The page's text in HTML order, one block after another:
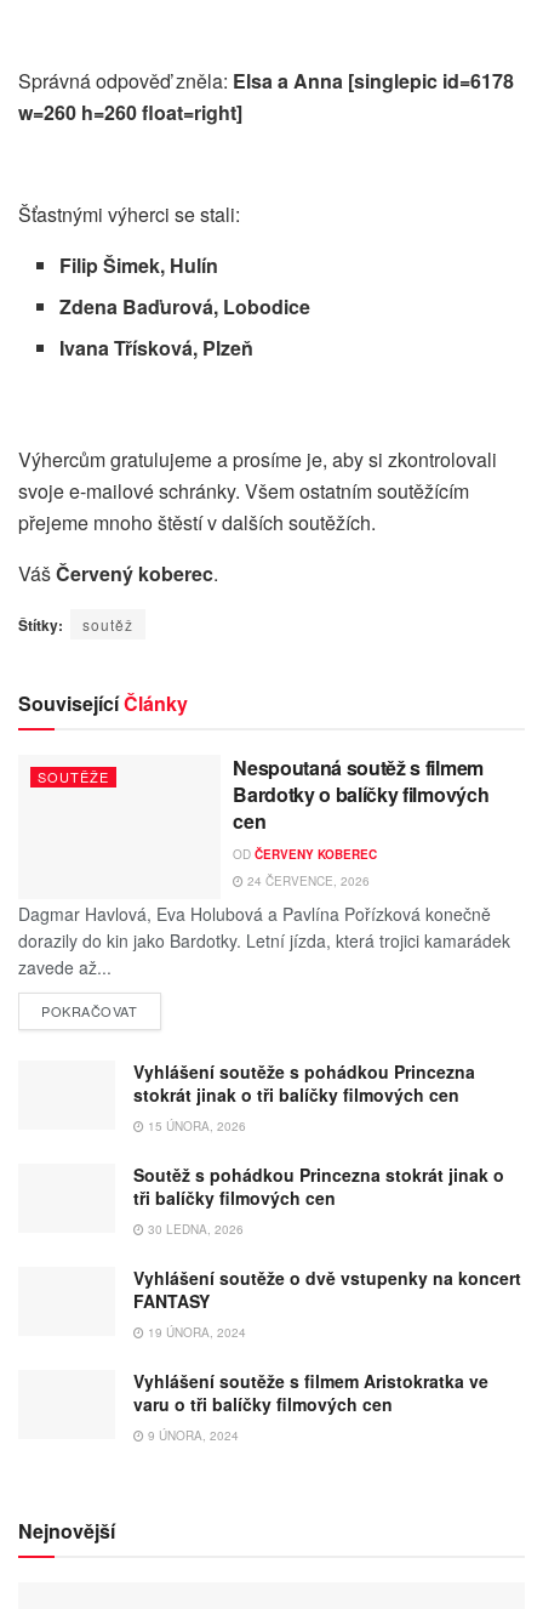
Správná odpověď zněla: Elsa a Anna [singlepic id=6178
w=260 h=260 float=right]
Šťastnými výherci se stali:
Filip Šimek, Hulín
Zdena Baďurová, Lobodice
Ivana Třísková, Plzeň
Výhercům gratulujeme a prosíme je, aby si zkontrolovali
svoje e-mailové schránky. Všem ostatním soutěžícím
přejeme mnoho štěstí v dalších soutěžích.
VášČervený koberec.
Štítky: soutěž
SouvisejícíČlánky
SOUTĚŽE
Nespoutaná soutěž s filmem
Bardotky o balíčky filmových
cen
OD ČERVENY KOBEREC
24 ČERVENCE, 2026
Dagmar Havlová, Eva Holubová a Pavlína Pořízková konečně
dorazily do kin jako Bardotky. Letní jízda, která trojici kamarádek
zavede až...
POKRAČOVAT
Vyhlášení soutěže s pohádkou Princezna
stokrát jinak o tři balíčky filmových cen
15 ÚNORA, 2026
Soutěž s pohádkou Princezna stokrát jinak o
tři balíčky filmových cen
30 LEDNA, 2026
Vyhlášení soutěže o dvě vstupenky na koncert
FANTASY
19 ÚNORA, 2024
Vyhlášení soutěže s filmem Aristokratka ve
varu o tři balíčky filmových cen
9 ÚNORA, 2024
Nejnovější